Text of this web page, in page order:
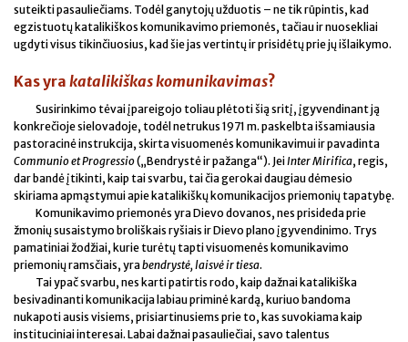
suteikti pasauliečiams. Todėl ganytojų užduotis – ne tik rūpintis, kad
egzistuotų katalikiškos komunikavimo priemonės, tačiau ir nuosekliai
ugdyti visus tikinčiuosius, kad šie jas vertintų ir prisidėtų prie jų išlaikymo.
Kas yra katalikiškas komunikavimas?
Susirinkimo tėvai įpareigojo toliau plėtoti šią sritį, įgyvendinant ją
konkrečioje sielovadoje, todėl netrukus 1971 m. paskelbta išsamiausia
pastoracinė instrukcija, skirta visuomenės komunikavimui ir pavadinta
Communio et Progressio(„Bendrystė ir pažanga“). Jei Inter Mirifica, regis,
dar bandė įtikinti, kaip tai svarbu, tai čia gerokai daugiau dėmesio
skiriama apmąstymui apie katalikiškų komunikacijos priemonių tapatybę.
Komunikavimo priemonės yra Dievo dovanos, nes prisideda prie
žmonių susaistymo broliškais ryšiais ir Dievo plano įgyvendinimo. Trys
pamatiniai žodžiai, kurie turėtų tapti visuomenės komunikavimo
priemonių ramsčiais, yrabendrystė, laisvė ir tiesa.
Tai ypač svarbu, nes karti patirtis rodo, kaip dažnai katalikiška
besivadinanti komunikacija labiau priminė kardą, kuriuo bandoma
nukapoti ausis visiems, prisiartinusiems prie to, kas suvokiama kaip
instituciniai interesai. Labai dažnai pasauliečiai, savo talentus